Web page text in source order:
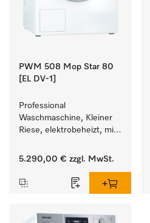
PWM 508 Mop Star 80
[EL DV-1]
Professional
Waschmaschine, Kleiner
Riese, elektrobeheizt, mit
die Anforderungen im
Füllgewicht 8 kg.
5.290,00 € zzgl. MwSt.